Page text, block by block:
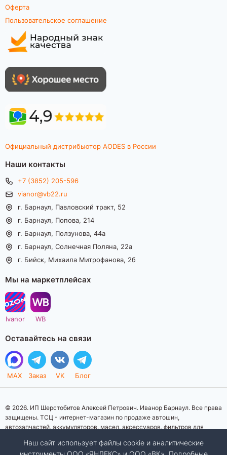
Оферта
Пользовательское соглашение
Официальный дистрибьютор AODES в России
Наши контакты
+7 (3852) 205-596
vianor@vb22.ru
г. Барнаул, Павловский тракт, 52
г. Барнаул, Попова, 214
г. Барнаул, Ползунова, 44а
г. Барнаул, Солнечная Поляна, 22а
г. Бийск, Михаила Митрофанова, 2б
Мы на маркетплейсах
Ivanor WB
Оставайтесь на связи
MAX Заказ VK Блог
© 2026. ИП Шерстобитов Алексей Петрович. Иванор Барнаул. Все права
защищены. ТСЦ - интернет-магазин по продаже автошин,
автозапчастей, аккумуляторов, масел, аксессуаров, фильтров для
информационный характер. Представленная информация о товарах, их
Наш сайт использует файлы cookie и аналитические